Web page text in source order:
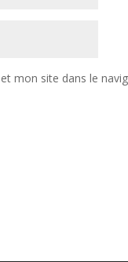
mon site dans le